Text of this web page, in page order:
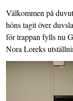
Välkommen på
höns tagit över
för trappan fylls nu
Nora Loreks